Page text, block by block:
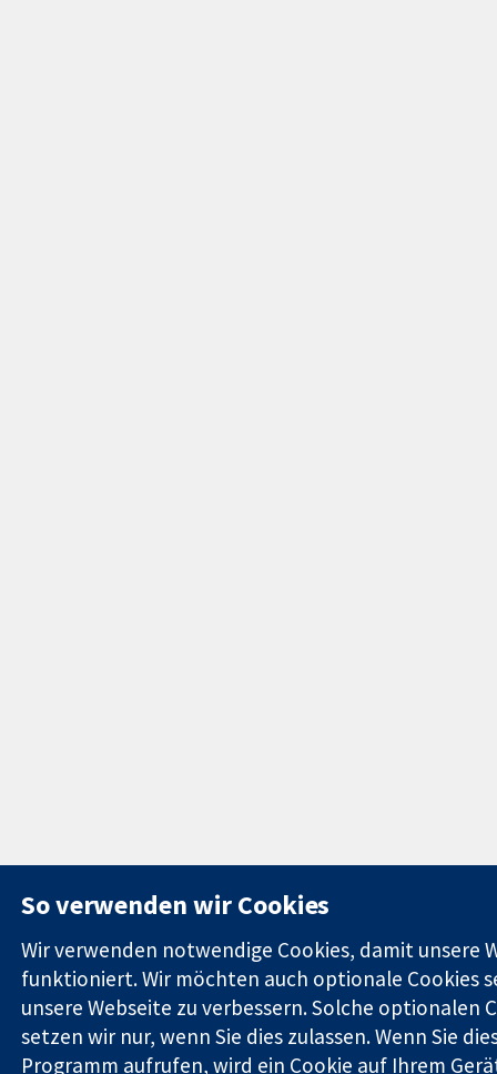
So verwenden wir Cookies
Wir verwenden notwendige Cookies, damit unsere
funktioniert. Wir möchten auch optionale Cookies
unsere Webseite zu verbessern. Solche optionalen
setzen wir nur, wenn Sie dies zulassen. Wenn Sie
Programm aufrufen, wird ein Cookie auf Ihrem